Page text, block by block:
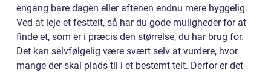
engang bare dagen eller aftenen endnu mere hyggelig.
Ved at leje et festtelt, så har du gode muligheder for at
finde et, som er i præcis den størrelse, du har brug for.
Det kan selvfølgelig være svært selv at vurdere, hvor
mange der skal plads til i et bestemt telt. Derfor er det